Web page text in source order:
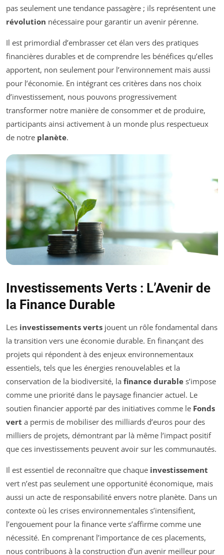
pas seulement une tendance passagère ; ils représentent une
révolution nécessaire pour garantir un avenir pérenne.
Il est primordial d’embrasser cet élan vers des pratiques
financières durables et de comprendre les bénéfices qu’elles
apportent, non seulement pour l’environnement mais aussi
pour l’économie. En intégrant ces critères dans nos choix
d’investissement, nous pouvons progressivement
transformer notre manière de consommer et de produire,
participants ainsi activement à un monde plus respectueux
de notre planète.
Investissements Verts : L’Avenir de
la Finance Durable
Les investissements verts jouent un rôle fondamental dans
la transition vers une économie durable. En finançant des
projets qui répondent à des enjeux environnementaux
essentiels, tels que les énergies renouvelables et la
conservation de la biodiversité, la finance durable s’impose
comme une priorité dans le paysage financier actuel. Le
soutien financier apporté par des initiatives comme le Fonds
vert a permis de mobiliser des milliards d’euros pour des
milliers de projets, démontrant par là même l’impact positif
que ces investissements peuvent avoir sur les communautés.
Il est essentiel de reconnaître que chaque investissement
vert n’est pas seulement une opportunité économique, mais
aussi un acte de responsabilité envers notre planète. Dans un
contexte où les crises environnementales s’intensifient,
l’engouement pour la finance verte s’affirme comme une
nécessité. En comprenant l’importance de ces placements,
nous contribuons à la construction d’un avenir meilleur pour